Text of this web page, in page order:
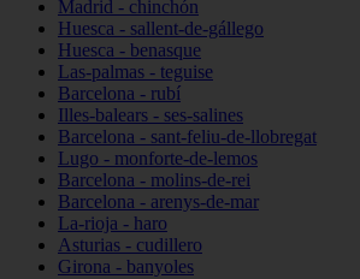
Madrid - chinchón
Huesca - sallent-de-gállego
Huesca - benasque
Las-palmas - teguise
Barcelona - rubí
Illes-balears - ses-salines
Barcelona - sant-feliu-de-llobregat
Lugo - monforte-de-lemos
Barcelona - molins-de-rei
Barcelona - arenys-de-mar
La-rioja - haro
Asturias - cudillero
Girona - banyoles